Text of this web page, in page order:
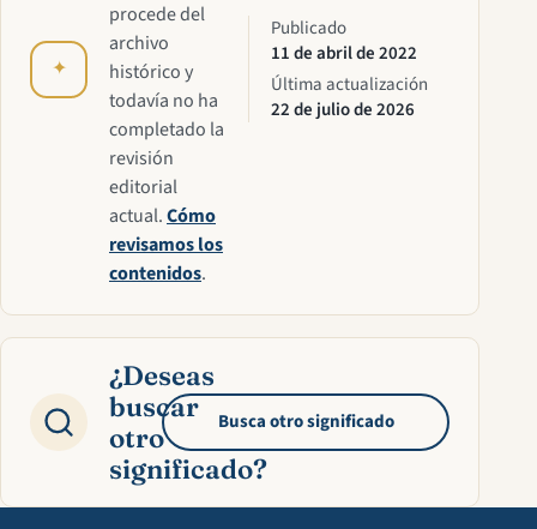
✦
procede del
archivo
histórico y
todavía no ha
completado la
revisión
editorial
actual.Cómo
revisamos los
contenidos.
Publicado
11 de abril de 2022
Última actualización
22 de julio de 2026
¿Deseas
buscar
otro
significado?
Busca otro significado